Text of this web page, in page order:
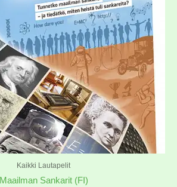
Kaikki Lautapelit
Maailman Sankarit (FI)